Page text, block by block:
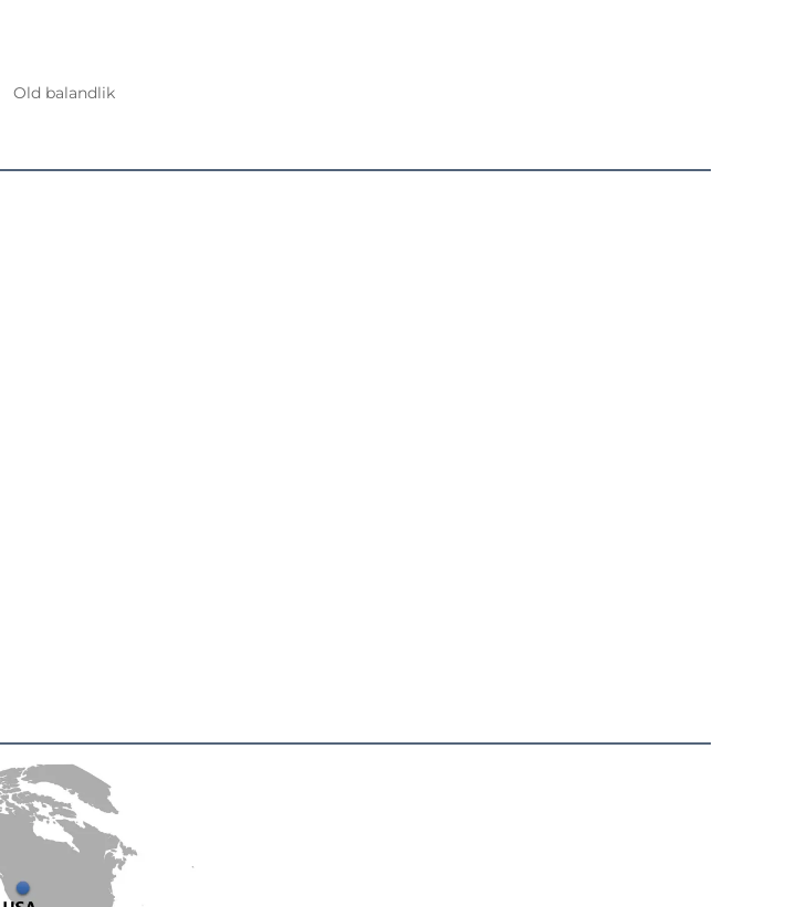
Old balandlik